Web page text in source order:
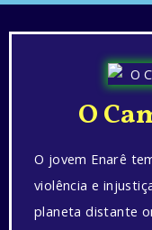
O
O jovem Enarê
violência e
planeta distante